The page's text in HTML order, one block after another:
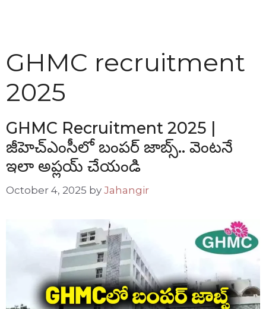
GHMC recruitment
2025
GHMC Recruitment 2025 |
జీహెచ్ఎంసీలో బంపర్ జాబ్స్.. వెంటనే
ఇలా అప్లయ్ చేయండి
October 4, 2025 by Jahangir